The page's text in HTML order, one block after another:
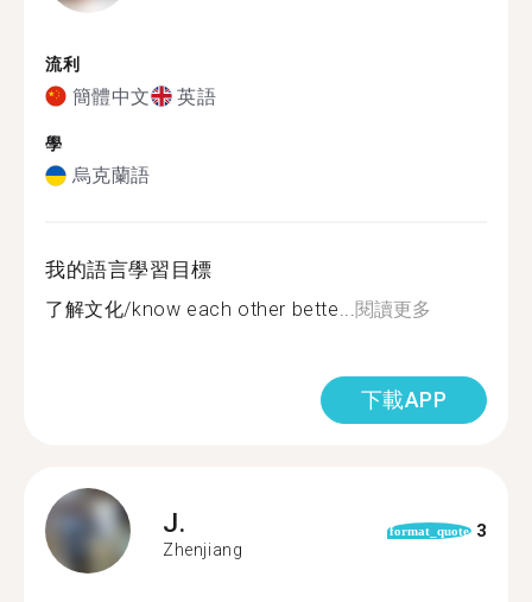
流利
簡體中文 英語
學
烏克蘭語
我的語言學習目標
了解文化/know each other bette...閱讀更多
下載APP
J.
Zhenjiang
format_quote 3